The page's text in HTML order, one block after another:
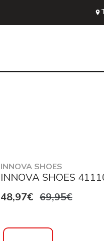
INNOVA SHOES
INNOVA SHOES
48,97€ 69,95€